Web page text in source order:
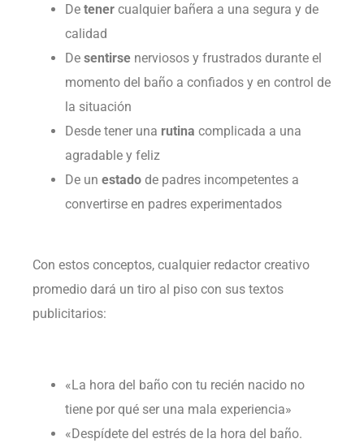
De tener cualquier bañera a una segura y de
calidad
De sentirse nerviosos y frustrados durante el
momento del baño a confiados y en control de
la situación
Desde tener una rutina complicada a una
agradable y feliz
De un estado de padres incompetentes a
convertirse en padres experimentados
Con estos conceptos, cualquier redactor creativo
promedio dará un tiro al piso con sus textos
publicitarios:
«La hora del baño con tu recién nacido no
tiene por qué ser una mala experiencia»
«Despídete del estrés de la hora del baño.